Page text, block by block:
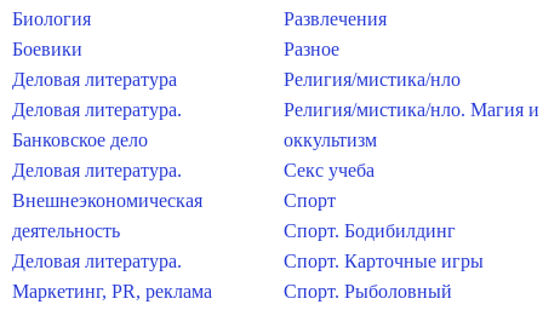
Биология
Боевики
Деловая литература
Деловая литература.
Банковское дело
Деловая литература.
Внешнеэкономическая
деятельность
Деловая литература.
Маркетинг, PR, реклама
Развлечения
Разное
Религия/мистика/нло
Религия/мистика/нло. Магия и
оккультизм
Секс учеба
Спорт
Спорт. Бодибилдинг
Спорт. Карточные игры
Спорт. Рыболовный